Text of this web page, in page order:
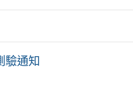
驗通知